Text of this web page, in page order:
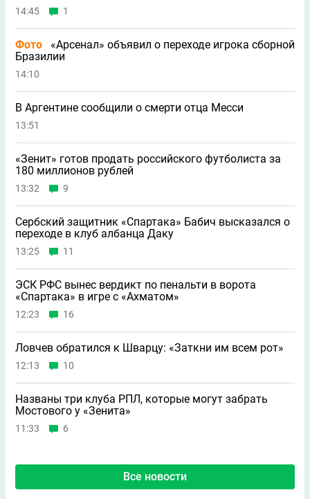
14:45 1
Фото
«Арсенал» объявил о переходе игрока сборной
Бразилии
14:10
В Аргентине сообщили о смерти отца Месси
13:51
«Зенит» готов продать российского футболиста за
180 миллионов рублей
13:32 9
Сербский защитник «Спартака» Бабич высказался о
переходе в клуб албанца Даку
13:25 11
ЭСК РФС вынес вердикт по пенальти в ворота
«Спартака» в игре с «Ахматом»
12:23 16
Ловчев обратился к Шварцу: «Заткни им всем рот»
12:13 10
Названы три клуба РПЛ, которые могут забрать
Мостового у «Зенита»
11:33 6
Все новости